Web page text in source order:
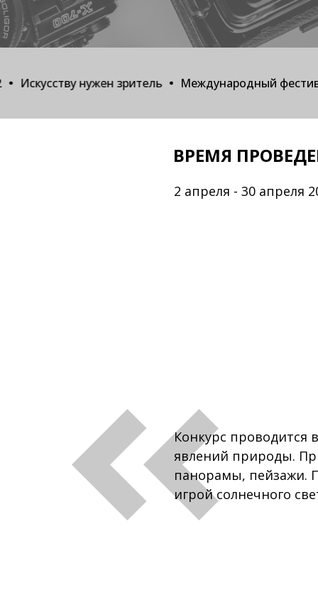
Искусству нужен зритель Международный
ВРЕМЯ
2 апреля - 30 апреля
Конкурс проводится
явлений природы.
панорамы, пейзажи.
игрой солнечного